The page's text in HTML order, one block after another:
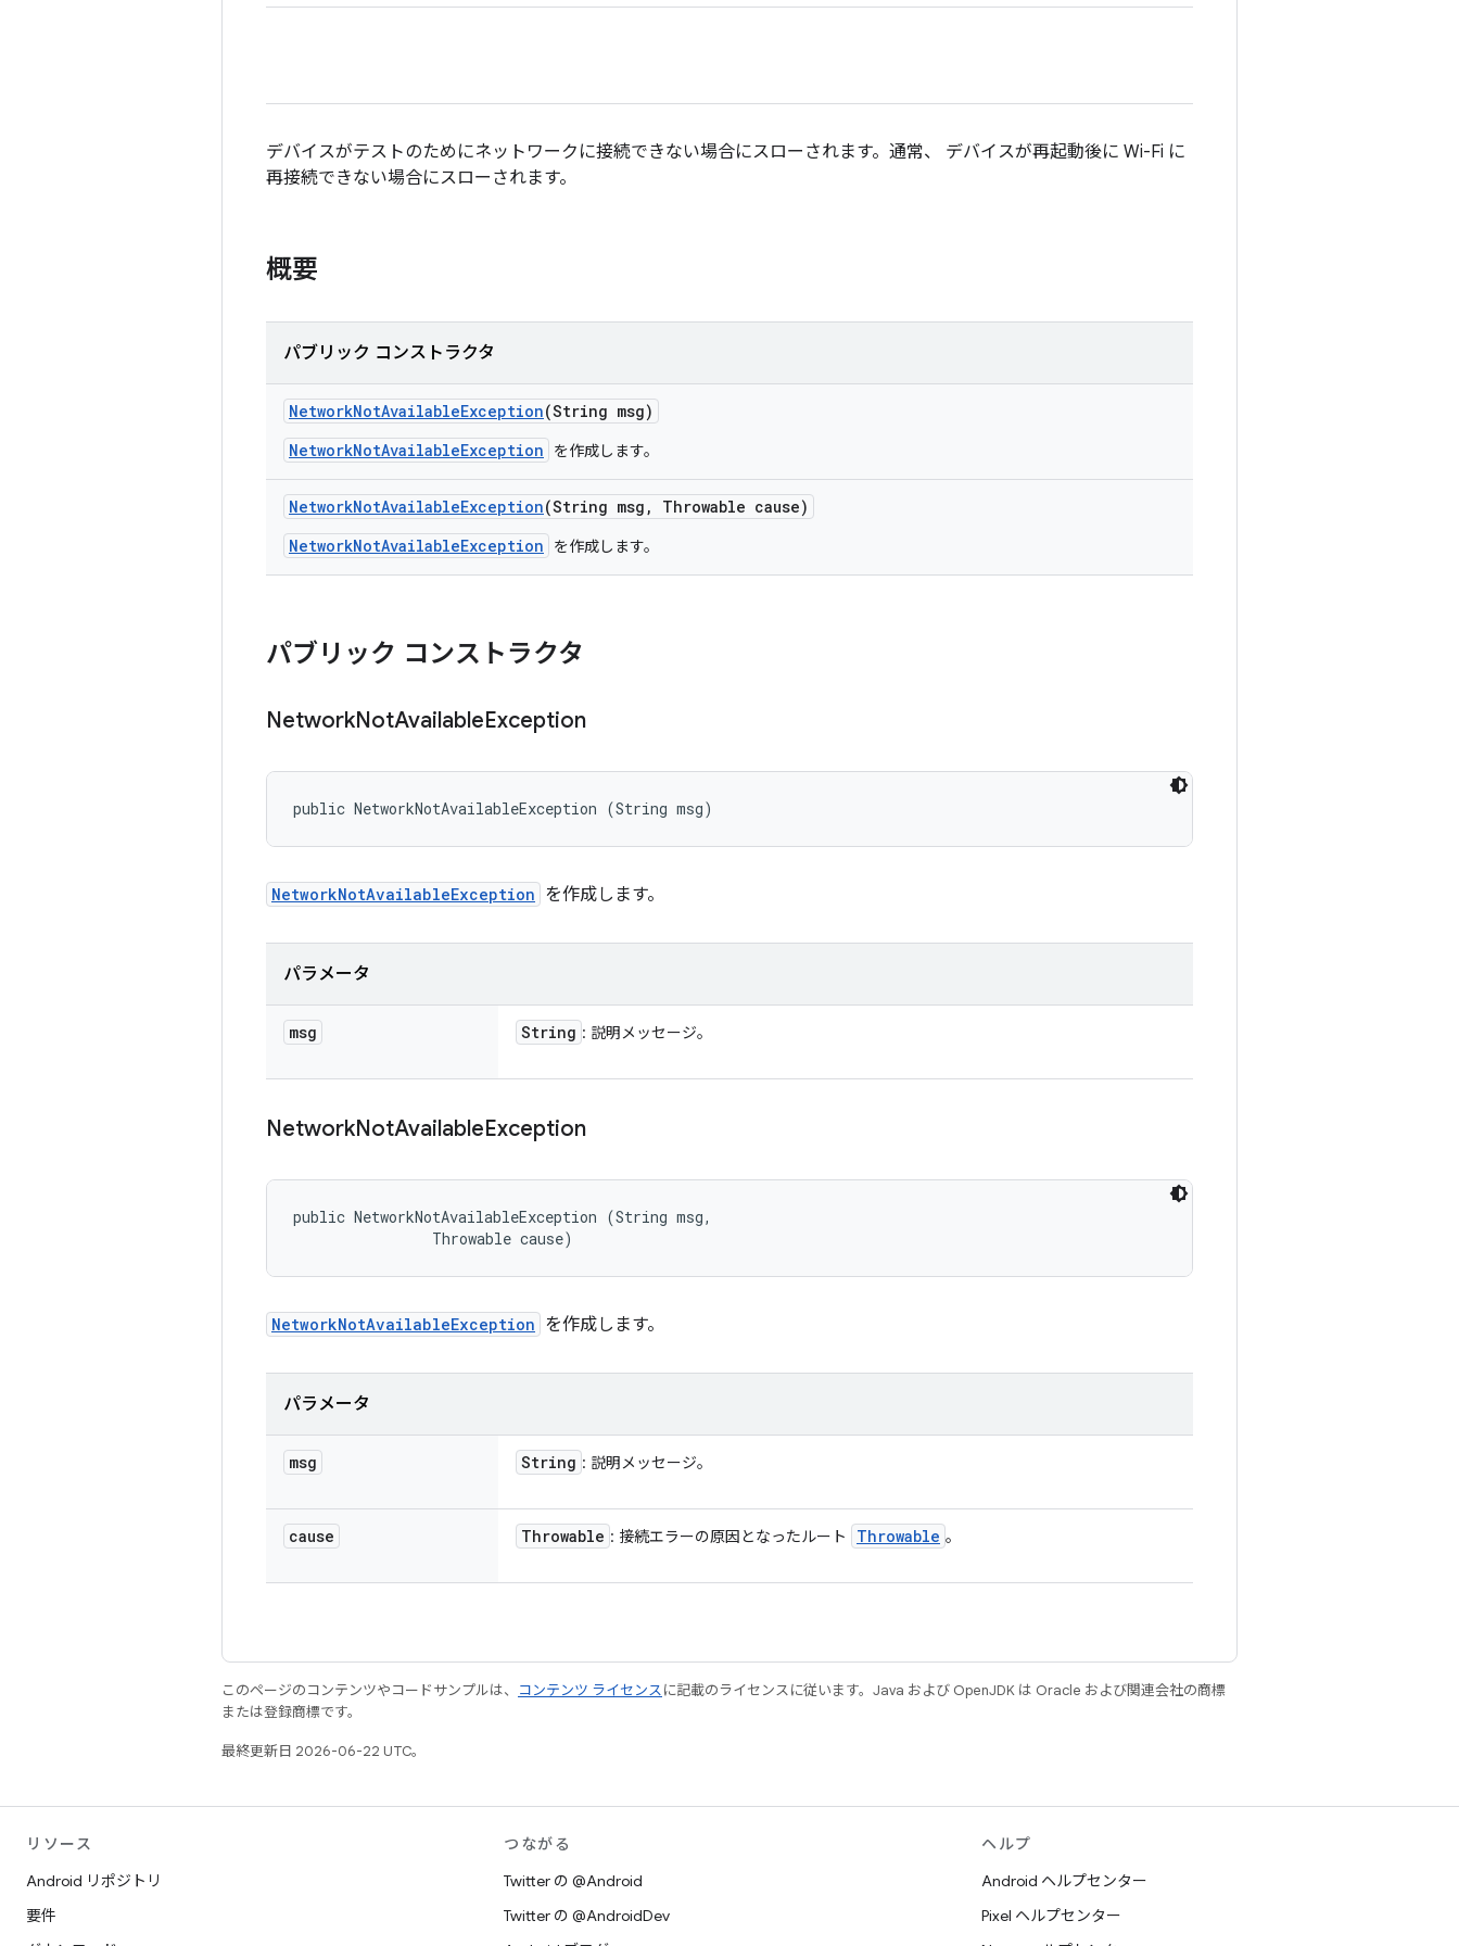
デバイスがテストのためにネットワークに接続できない場合にスローされます。通常、 デバイスが再起動後に Wi-Fi に
再接続できない場合にスローされます。
概要
パブリック コンストラクタ
NetworkNotAvailableException(String msg)
NetworkNotAvailableException
を作成します。
NetworkNotAvailableException(String msg ,
Throwable cause)
NetworkNotAvailableException
を作成します。
パブリック コンストラクタ
NetworkNotAvailableException
public NetworkNotAvailableException (String msg)
NetworkNotAvailableException を作成します。
パラメータ
msg String : 説明メッセージ。
NetworkNotAvailableException
public NetworkNotAvailableException (String msg,
                Throwable cause)
NetworkNotAvailableException を作成します。
パラメータ
msg String : 説明メッセージ。
cause Throwable : 接続エラーの原因となったルート Throwable 。
このページのコンテンツやコードサンプルは、 コンテンツ ライセンスに記載のライセンスに従います。Java および OpenJDK は Oracle および関連会社の商標
または登録商標です。
最終更新日 2026-06-22 UTC。
リソース
Android リポジトリ
要件
つながる
Twitter の @Android
Twitter の @AndroidDev
ヘルプ
Android ヘルプセンター
Pixel ヘルプセンター